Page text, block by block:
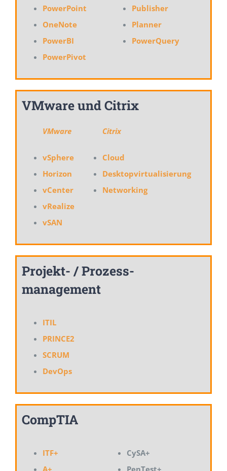
PowerPoint
OneNote
PowerBI
PowerPivot
Publisher
Planner
PowerQuery
VMware und Citrix
VMware
vSphere
Horizon
vCenter
vRealize
vSAN
Citrix
Cloud
Desktopvirtualisierung
Networking
Projekt- / Prozess-
management
ITIL
PRINCE2
SCRUM
DevOps
CompTIA
ITF+
CySA+